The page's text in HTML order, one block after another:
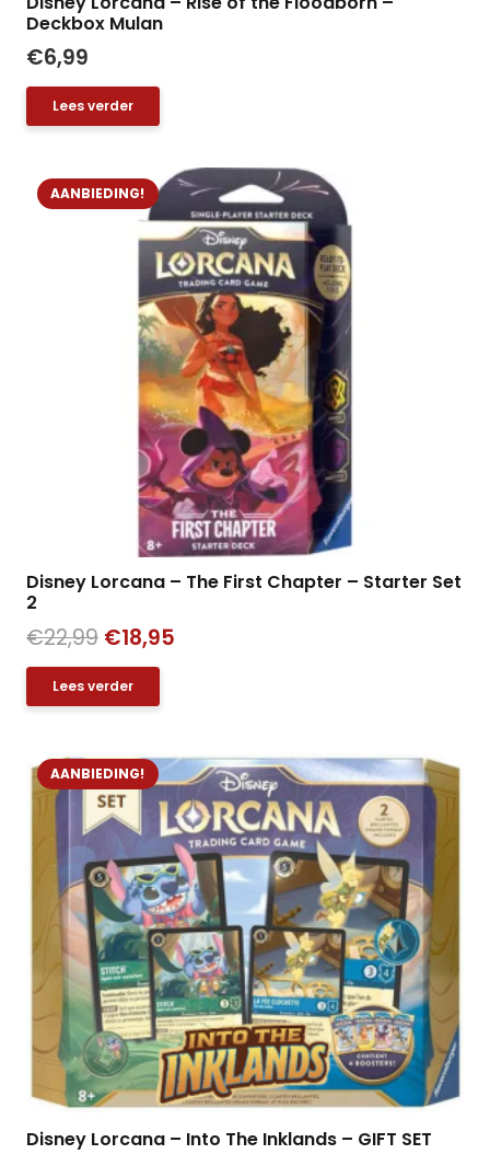
Deckbox Mulan
€6,99
Lees verder
AANBIEDING!
Disney Lorcana – The First Chapter – Starter Set
2
€22,99 Oorspronkelijke
prijs
was:
€18,95
Lees verder
AANBIEDING!
Disney Lorcana – Into The Inklands – GIFT SET